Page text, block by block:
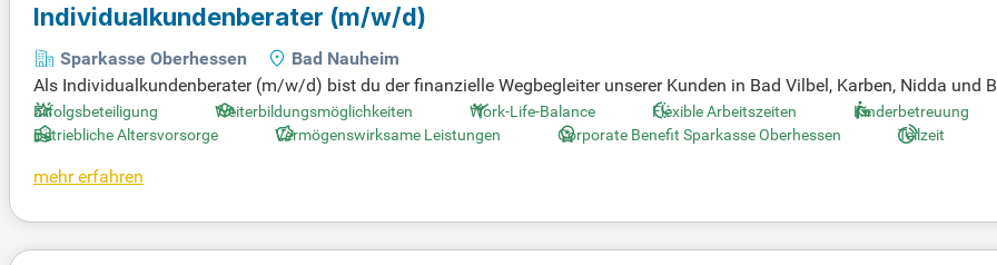
Individualkundenberater (m/w/d)
Sparkasse Oberhessen
Bad Nauheim
Als Individualkundenberater (m/w/d) bist du der finanzielle Wegbegleiter unserer Kunden in Bad Vilbel, Karben, Nidda und
t der Aufbau langfristiger Kundenbeziehungen, um ein erstklassiges Beratungserlebnis zu gewährleisten. Aktive
ung neuer Potenzialkunden gehören zu deinen Hauptaufgaben. Bei uns lebst du den ganzheitlichen Beratungsansatz – von
wirb dich jetzt und gestalte gemeinsam mit uns die Zukunft der Sparkasse Oberhessen!
Erfolgsbeteiligung Weiterbildungsmöglichkeiten Work-Life-Balance Flexible Arbeitszeiten
Kinderbetreuung
Betriebliche Altersvorsorge
Vermögenswirksame Leistungen Corporate Benefit Sparkasse Oberhessen Teilzeit
mehr erfahren